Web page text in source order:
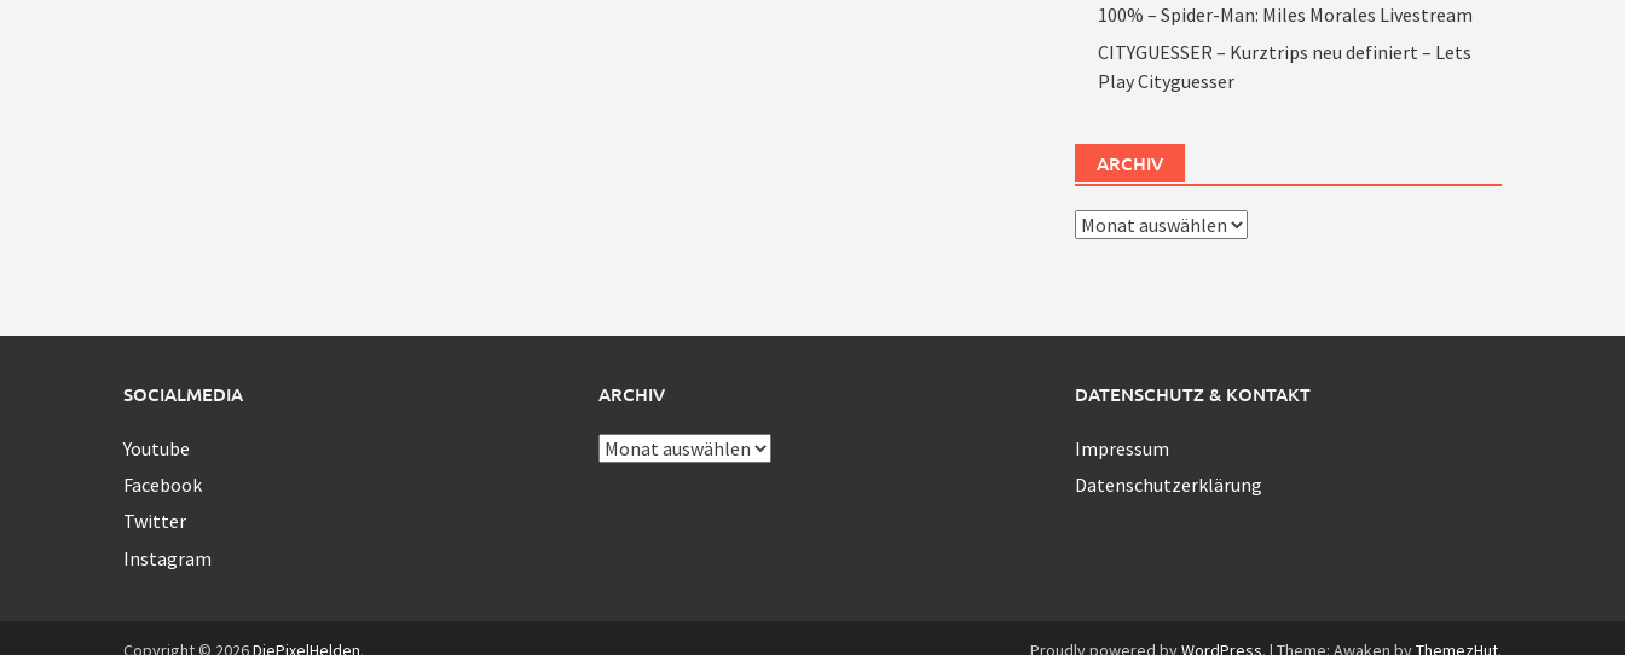
100% – Spider-Man: Miles Morales Livestream
CITYGUESSER – Kurztrips neu definiert – Lets
Play Cityguesser
ARCHIV
Archiv
SOCIALMEDIA
Youtube
Facebook
Twitter
Instagram
ARCHIV
Archiv
DATENSCHUTZ & KONTAKT
Impressum
Datenschutzerklärung
Copyright © 2026DiePixelHelden. Proudly powered byWordPress. | Theme: Awaken byThemezHut.